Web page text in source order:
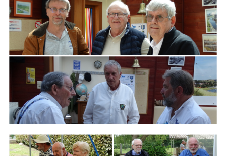
Branding
ARMCHAIR